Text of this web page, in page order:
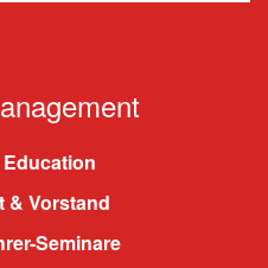
& Vorstand
Seminare